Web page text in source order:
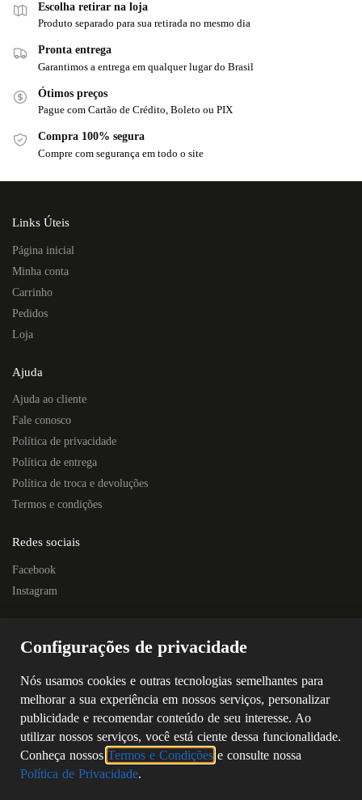
Escolha retirar na loja
Produto separado para sua retirada no mesmo dia
Pronta entrega
Garantimos a entrega em qualquer lugar do Brasil
Ótimos preços
Pague com Cartão de Crédito, Boleto ou PIX
Compra 100% segura
Compre com segurança em todo o site
Links Úteis
Página inicial
Minha conta
Carrinho
Pedidos
Loja
Ajuda
Ajuda ao cliente
Fale conosco
Política de privacidade
Política de entrega
Política de troca e devoluções
Termos e condições
Redes sociais
Facebook
Instagram
Rua Quintino Bocaiúva, 445E – Centro
Próximo à Escola Prof. Nelson Horostecki
CEP: 89802-250
(49) 3323-4687
(49) 98805-5869
Configurações de privacidade
Nós usamos cookies e outras tecnologias semelhantes para
melhorar a sua experiência em nossos serviços, personalizar
publicidade e recomendar conteúdo de seu interesse. Ao
utilizar nossos serviços, você está ciente dessa funcionalidade.
Conheça nossos Termos e Condições e consulte nossa
Política de Privacidade.